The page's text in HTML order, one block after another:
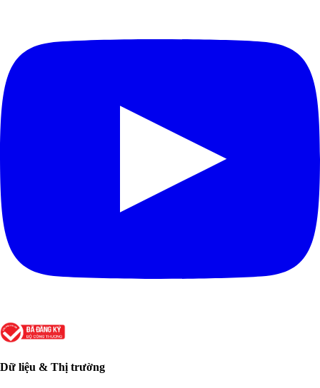
Dữ liệu & Thị trường